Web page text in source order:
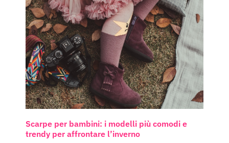
Scarpe per bambini: i modelli più comodi e
trendy per affrontare l’inverno